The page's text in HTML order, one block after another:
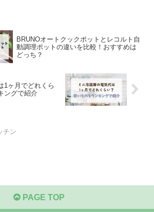
BRUNOオートクックポットとレコルト自
動調理ポットの違いを比較！おすすめは
どっち？
1ヶ月でどれくら
ングで紹介
チン
PAGE TOP